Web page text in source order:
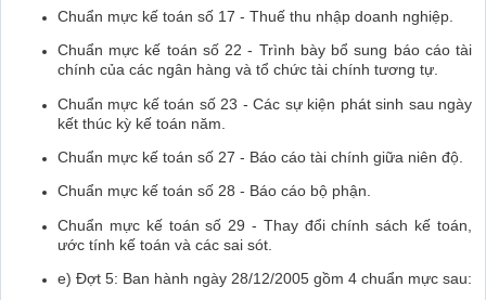
Chuẩn mực kế toán số 17 - Thuế thu nhập doanh nghiệp.
Chuẩn mực kế toán số 22 - Trình bày bổ sung báo cáo tài
chính của các ngân hàng và tổ chức tài chính tương tự.
Chuẩn mực kế toán số 23 - Các sự kiện phát sinh sau ngày
kết thúc kỳ kế toán năm.
Chuẩn mực kế toán số 27 - Báo cáo tài chính giữa niên độ.
Chuẩn mực kế toán số 28 - Báo cáo bộ phận.
Chuẩn mực kế toán số 29 - Thay đổi chính sách kế toán,
ước tính kế toán và các sai sót.
e) Đợt 5: Ban hành ngày 28/12/2005 gồm 4 chuẩn mực sau: